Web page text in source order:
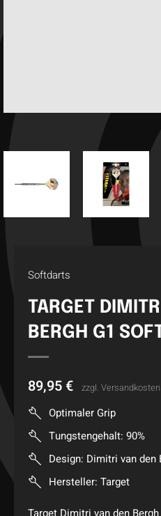
Softdarts
TARGET
BERGH G1
89,95 € zzgl. Versandkosten
Optimaler Grip
Tungstengehalt: 90%
Design: Dimitri van den
Hersteller: Target
Target Dimitri van den